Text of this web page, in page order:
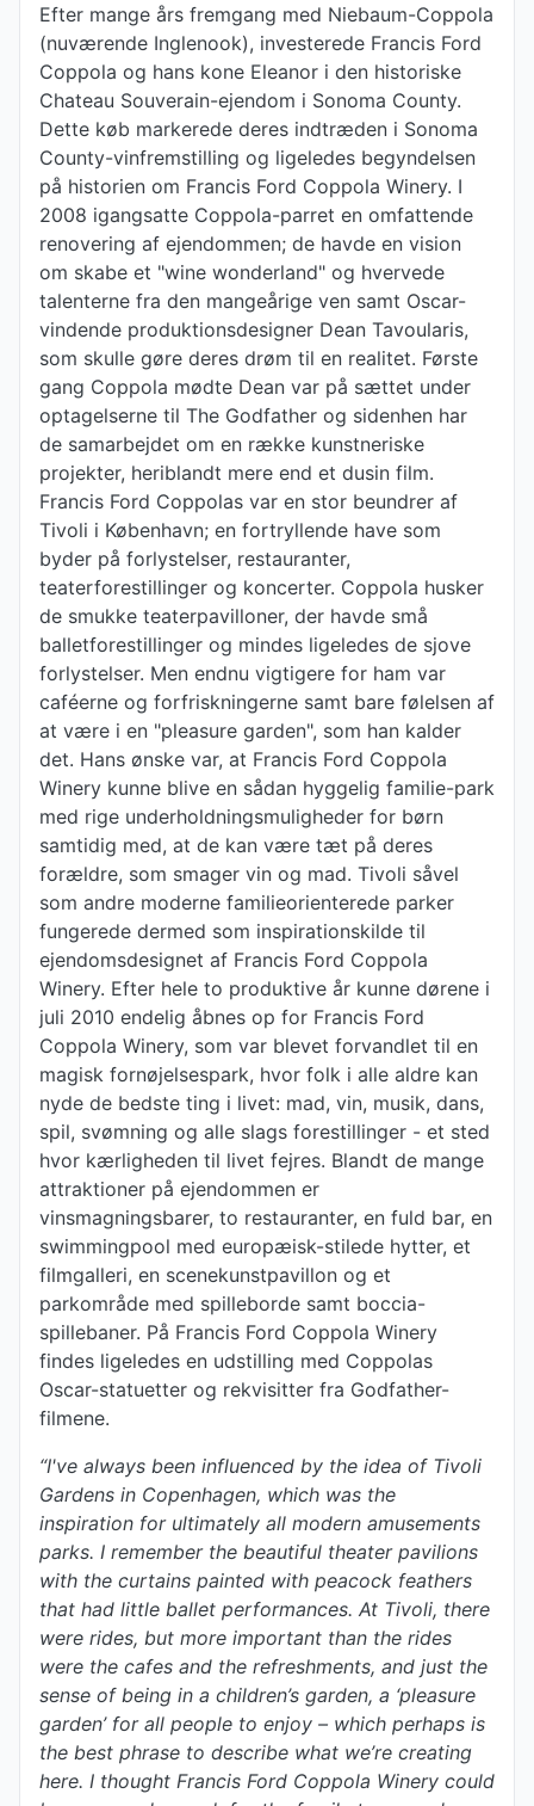
Efter mange års fremgang med Niebaum-Coppola
(nuværende Inglenook), investerede Francis Ford
Coppola og hans kone Eleanor i den historiske
Chateau Souverain-ejendom i Sonoma County.
Dette køb markerede deres indtræden i Sonoma
County-vinfremstilling og ligeledes begyndelsen
på historien om Francis Ford Coppola Winery. I
2008 igangsatte Coppola-parret en omfattende
renovering af ejendommen; de havde en vision
om skabe et "wine wonderland" og hvervede
talenterne fra den mangeårige ven samt Oscar-
vindende produktionsdesigner Dean Tavoularis,
som skulle gøre deres drøm til en realitet. Første
gang Coppola mødte Dean var på sættet under
optagelserne til The Godfather og sidenhen har
de samarbejdet om en række kunstneriske
projekter, heriblandt mere end et dusin film.
Francis Ford Coppolas var en stor beundrer af
Tivoli i København; en fortryllende have som
byder på forlystelser, restauranter,
teaterforestillinger og koncerter. Coppola husker
de smukke teaterpavilloner, der havde små
balletforestillinger og mindes ligeledes de sjove
forlystelser. Men endnu vigtigere for ham var
caféerne og forfriskningerne samt bare følelsen af
​​at være i en "pleasure garden", som han kalder
det. Hans ønske var, at Francis Ford Coppola
Winery kunne blive en sådan hyggelig familie-park
med rige underholdningsmuligheder for børn
samtidig med, at de kan være tæt på deres
forældre, som smager vin og mad. Tivoli såvel
som andre moderne familieorienterede parker
fungerede dermed som inspirationskilde til
ejendomsdesignet af Francis Ford Coppola
Winery. Efter hele to produktive år kunne dørene i
juli 2010 endelig åbnes op for Francis Ford
Coppola Winery, som var blevet forvandlet til en
magisk fornøjelsespark, hvor folk i alle aldre kan
nyde de bedste ting i livet: mad, vin, musik, dans,
spil, svømning og alle slags forestillinger - et sted
hvor kærligheden til livet fejres. Blandt de mange
attraktioner på ejendommen er
vinsmagningsbarer, to restauranter, en fuld bar, en
swimmingpool med europæisk-stilede hytter, et
filmgalleri, en scenekunstpavillon og et
parkområde med spilleborde samt boccia-
spillebaner. På Francis Ford Coppola Winery
findes ligeledes en udstilling med Coppolas
Oscar-statuetter og rekvisitter fra Godfather-
filmene.
“I've always been influenced by the idea of Tivoli
Gardens in Copenhagen, which was the
inspiration for ultimately all modern amusements
parks. I remember the beautiful theater pavilions
with the curtains painted with peacock feathers
that had little ballet performances. At Tivoli, there
were rides, but more important than the rides
were the cafes and the refreshments, and just the
sense of being in a children’s garden, a ‘pleasure
garden’ for all people to enjoy – which perhaps is
the best phrase to describe what we’re creating
here. I thought Francis Ford Coppola Winery could